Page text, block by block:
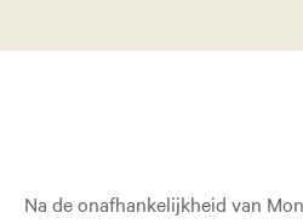
Na de onafhankelijkheid van